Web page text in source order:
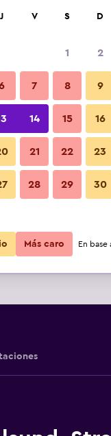
de precio por noche
noche
Ver oferta
$94
J V S D
1 2
7 8 9
14 15 16
21 22 23
28 29 30
Más caro En